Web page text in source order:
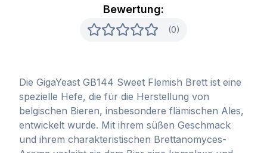
Bewertung:
(0)
Die GigaYeast GB144 Sweet Flemish Brett ist eine
spezielle Hefe, die für die Herstellung von
belgischen Bieren, insbesondere flämischen Ales,
entwickelt wurde. Mit ihrem süßen Geschmack
und ihrem charakteristischen Brettanomyces-